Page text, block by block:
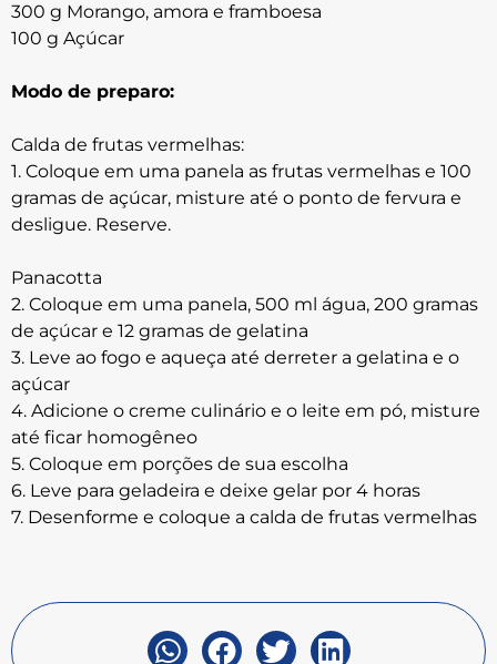
300 g Morango, amora e framboesa
100 g Açúcar
Modo de preparo:
Calda de frutas vermelhas:
1. Coloque em uma panela as frutas vermelhas e 100
gramas de açúcar, misture até o ponto de fervura e
desligue. Reserve.
Panacotta
2. Coloque em uma panela, 500 ml água, 200 gramas
de açúcar e 12 gramas de gelatina
3. Leve ao fogo e aqueça até derreter a gelatina e o
açúcar
4. Adicione o creme culinário e o leite em pó, misture
até ficar homogêneo
5. Coloque em porções de sua escolha
6. Leve para geladeira e deixe gelar por 4 horas
7. Desenforme e coloque a calda de frutas vermelhas